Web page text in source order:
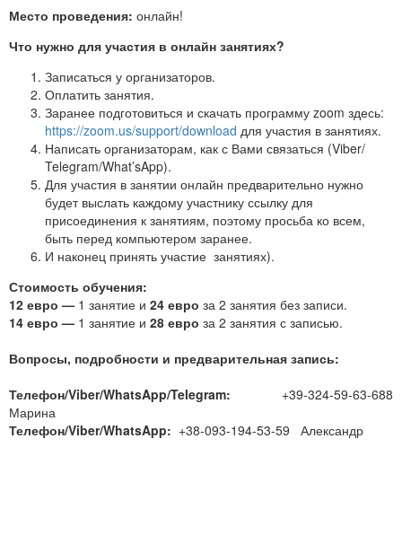
Место проведения: онлайн!
Что нужно для участия в онлайн занятиях?
Записаться у организаторов.
Оплатить занятия.
Заранее подготовиться и скачать программу zoom здесь:
https://zoom.us/support/download для участия в занятиях.
Написать организаторам, как с Вами связаться (Viber/
Telegram/What’sApp).
Для участия в занятии онлайн предварительно нужно
будет выслать каждому участнику ссылку для
присоединения к занятиям, поэтому просьба ко всем,
быть перед компьютером заранее.
И наконец принять участие занятиях).
Стоимость обучения:
12 евро — 1 занятие и 24 евро за 2 занятия без записи.
14 евро — 1 занятие и 28 евро за 2 занятия с записью.
Вопросы, подробности и предварительная запись:
Телефон/Viber/WhatsApp/Telegram: +39-324-59-63-688
Марина
Телефон/Viber/WhatsApp: +38-093-194-53-59 Александр